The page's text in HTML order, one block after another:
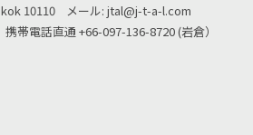
10110 メール: jtal@j-t-a-l.com
帯電話直通 +66-097-136-8720 (岩倉）